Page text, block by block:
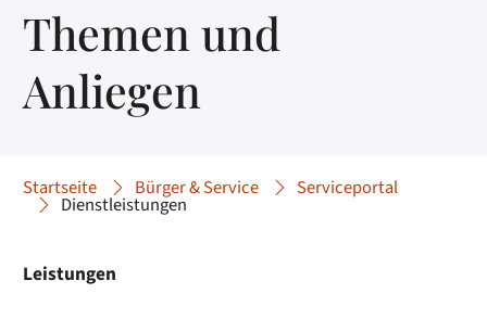
Themen und
Anliegen
Startseite Bürger & Service Serviceportal
Dienstleistungen
Leistungen